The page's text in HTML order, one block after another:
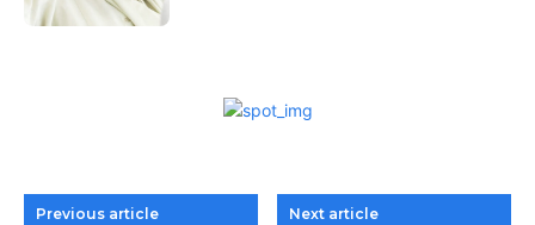
Previous article Next article